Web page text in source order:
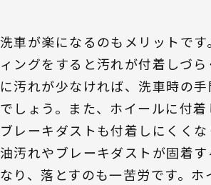
洗車が楽になるのもメリットで
ィングをすると汚れが付着しづ
に汚れが少なければ、洗車時の
でしょう。また、ホイールに付
ブレーキダストも付着しにくくな
油汚れやブレーキダストが固着
なり、落とすのも一苦労です。ホ